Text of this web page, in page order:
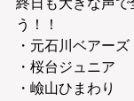
終日も大きな声で
う！！
・元石川ベアーズ
・桜台ジュニア
・嶮山ひまわり